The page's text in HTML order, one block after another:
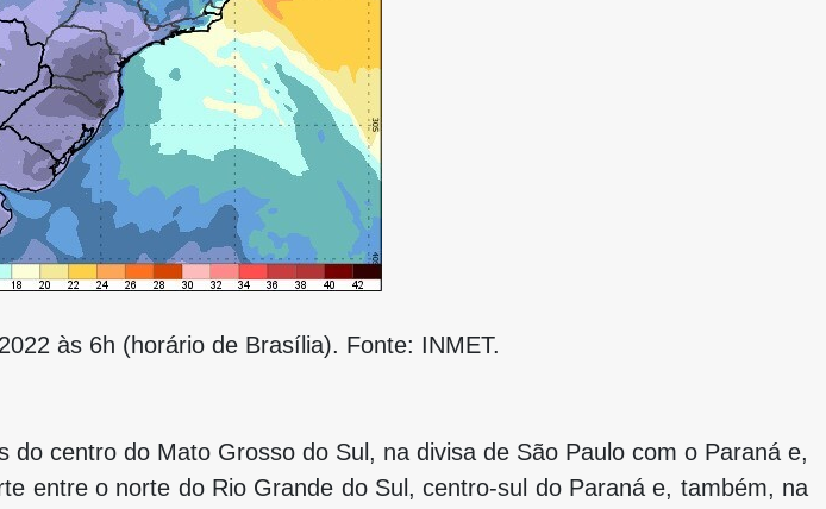
às 6h (horário de Brasília). Fonte: INMET.
centro do Mato Grosso do Sul, na divisa de São Paulo com o Paraná e,
entre o norte do Rio Grande do Sul, centro-sul do Paraná e, também, na